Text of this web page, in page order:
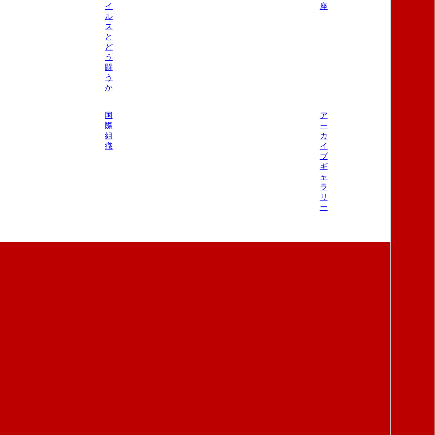
イ
ル
ス
と
ど
う
闘
う
か
座
国
際
組
織
ア
ー
カ
イ
ブ
ギ
ャ
ラ
リ
ー